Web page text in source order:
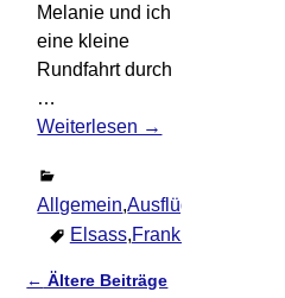
Melanie und ich
eine kleine
Rundfahrt durch
…
Weiterlesen →
Allgemein,Ausflüge
Elsass,Frankreich
← Ältere Beiträge